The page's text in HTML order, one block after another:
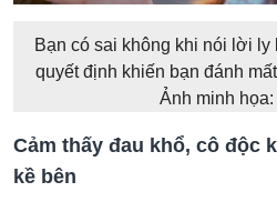
Bạn có sai không khi nói lời ly
quyết định khiến bạn đánh
Ảnh minh họa:
Cảm thấy đau khổ, cô độc
kề bên